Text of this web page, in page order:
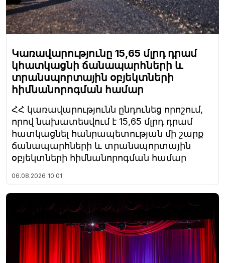
Կառավարությունը 15,65 մլրդ դրամ
կհատկացնի ճանապարհների և
տրանսպորտային օբյեկտների
հիմնանորոգման համար
ՀՀ կառավարությունն ընդունեց որոշում,
որով նախատեսվում է 15,65 մլրդ դրամ
հատկացնել հանրապետության մի շարք
ճանապարհների և տրանսպորտային
օբյեկտների հիմնանորոգման համար
06.08.2026 10:01